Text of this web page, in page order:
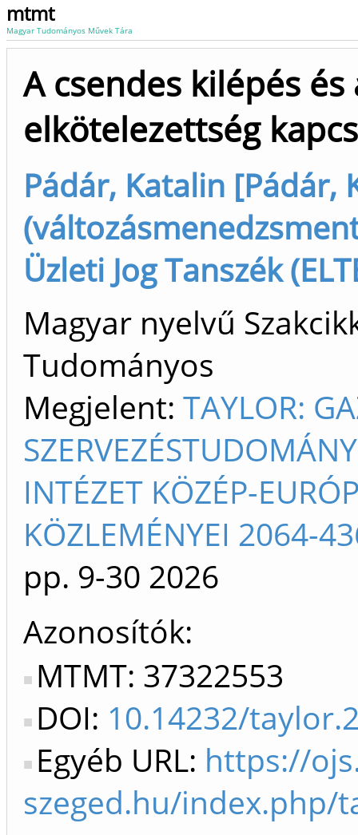
mtmt
Magyar Tudományos Művek Tára
A csendes kilépés és
elkötelezettség
Pádár, Katalin [Pádár,
Üzleti Jog Tanszék
Magyar nyelvű
Tudományos
Megjelent: TAYLOR:
INTÉZET KÖZÉP-
KÖZLEMÉNYEI 2064-
pp. 9-30 2026
Azonosítók
MTMT: 37322553
DOI: 10.14232/
Egyéb URL: https://
szeged.hu/index.php/